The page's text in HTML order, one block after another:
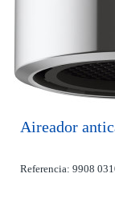
Aireador
Referencia: 9908